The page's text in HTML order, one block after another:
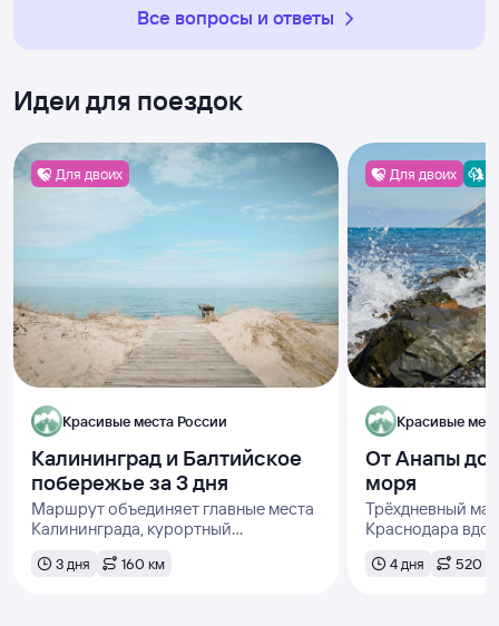
Все вопросы и ответы
Идеи для поездок
Для двоих
Красивые места России
Калининград и Балтийское
побережье за 3 дня
Маршрут объединяет главные места
Калининграда, курортный
Светлогорск
3 дня 160 км
Для двоих
Красивые
От Анапы до
моря
Трёхдневный
Краснодара
4 дня 520